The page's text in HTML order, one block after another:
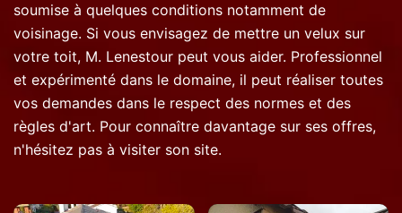
soumise à quelques conditions notamment de
voisinage. Si vous envisagez de mettre un velux sur
votre toit, M. Lenestour peut vous aider. Professionnel
et expérimenté dans le domaine, il peut réaliser toutes
vos demandes dans le respect des normes et des
règles d'art. Pour connaître davantage sur ses offres,
n'hésitez pas à visiter son site.